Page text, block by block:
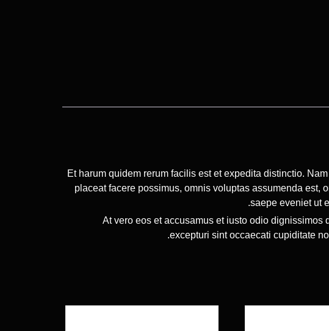
Et harum quidem rerum facilis est et expedita distinctio.
placeat facere possimus, omnis voluptas assumenda est,
saepe eveniet ut
At vero eos et accusamus et iusto odio
excepturi sint occaecati cupiditate